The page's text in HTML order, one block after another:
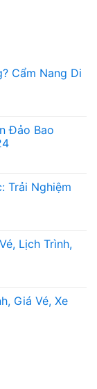
Cẩm Nang Di
Đảo Bao
Trải Nghiệm
Lịch Trình,
Giá Vé, Xe